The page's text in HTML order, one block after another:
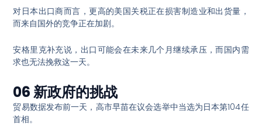
对日本出口商而言，更高的美国关税正在损害制造业和出货量，
而来自国外的竞争正在加剧。
安格里克补充说，出口可能会在未来几个月继续承压，而国内需
求也无法挽救这一天。
06 新政府的挑战
贸易数据发布前一天，高市早苗在议会选举中当选为日本第104任
首相。